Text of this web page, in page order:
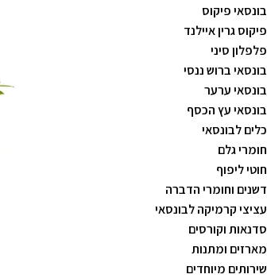
בונסאי פיקוס
פיקוס גרין איילנד
פלפלון סיני
בונסאי ברוש ננסי
בונסאי ערער
בונסאי עץ הכסף
כלים לבונסאי
חומרי גלם
חוטי ליפוף
דשנים וחומרי הדברה
עציצי קרמיקה לבונסאי
סדנאות וקורסים
מארזים ומתנות
שירותים מיוחדים